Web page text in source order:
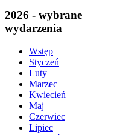
2026 - wybrane
wydarzenia
Wstęp
Styczeń
Luty
Marzec
Kwiecień
Maj
Czerwiec
Lipiec